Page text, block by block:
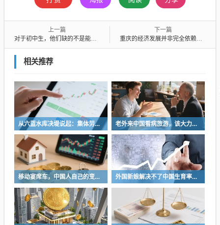
上一篇
对于初中生，他们缺的不是能力，而是对大自然的敬畏
下一篇
重庆的经济发展并非完全依赖于直辖地位
相关推荐
从六蓝水库决堤说起：集体劳动如何建起了中国的水利命脉 老外来中国看病旅游，该大力欢迎吗？
移动宴席车，中国人自己的变形金刚 外国新娘解决不了中国生育率的问题